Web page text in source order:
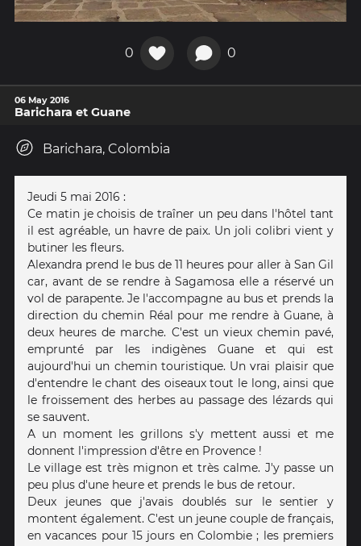
0 0
06 May 2016
Barichara et Guane
Barichara, Colombia
Jeudi 5 mai 2016 :
Ce matin je choisis de traîner un peu dans l'hôtel tant
il est agréable, un havre de paix. Un joli colibri vient y
butiner les fleurs.
Alexandra prend le bus de 11 heures pour aller à San Gil
car, avant de se rendre à Sagamosa elle a réservé un
vol de parapente. Je l'accompagne au bus et prends la
direction du chemin Réal pour me rendre à Guane, à
deux heures de marche. C'est un vieux chemin pavé,
emprunté par les indigènes Guane et qui est
aujourd'hui un chemin touristique. Un vrai plaisir que
d'entendre le chant des oiseaux tout le long, ainsi que
le froissement des herbes au passage des lézards qui
se sauvent.
A un moment les grillons s'y mettent aussi et me
donnent l'impression d'être en Provence !
Le village est très mignon et très calme. J'y passe un
peu plus d'une heure et prends le bus de retour.
Deux jeunes que j'avais doublés sur le sentier y
montent également. C'est un jeune couple de français,
en vacances pour 15 jours en Colombie ; les premiers